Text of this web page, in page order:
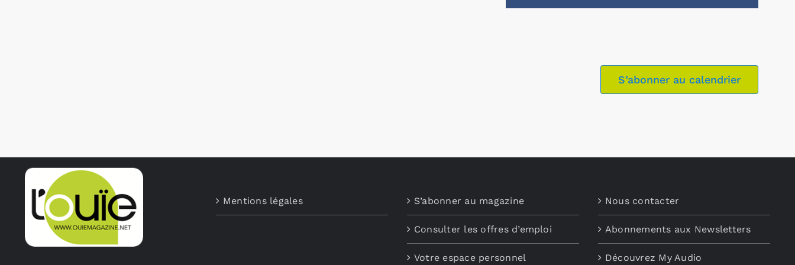
S’abonner au calendrier
Mentions légales S’abonner au magazine
Consulter les offres d’emploi
Votre espace personnel
Nous contacter
Abonnements aux Newsletters
Découvrez My Audio